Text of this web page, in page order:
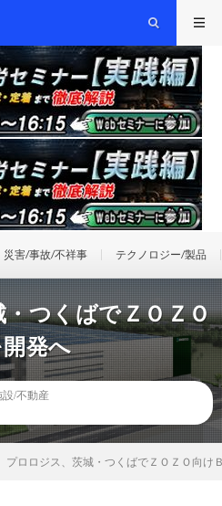
災害/事故/不祥事 テクノロジー/製品
つくばでＺＯＺＯ
発へ
設/不動産
プロロジス、茨城・つくばでＺＯＺＯ向け